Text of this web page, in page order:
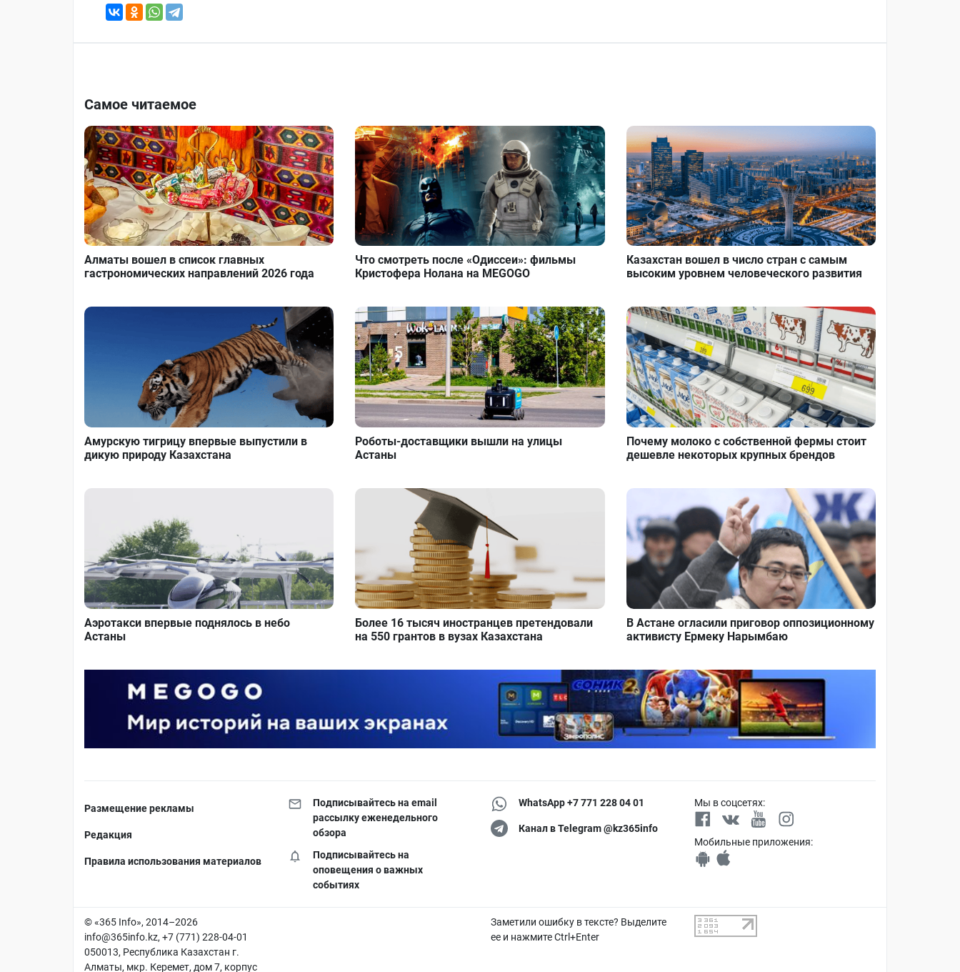
Самое читаемое
Алматы вошел в список главных
гастрономических направлений 2026 года
Что смотреть после «Одиссеи»: фильмы
Кристофера Нолана на MEGOGO
Казахстан вошел в число стран с самым
высоким уровнем человеческого развития
Амурскую тигрицу впервые выпустили в
дикую природу Казахстана
Роботы-доставщики вышли на улицы
Астаны
Почему молоко с собственной фермы стоит
дешевле некоторых крупных брендов
Аэротакси впервые поднялось в небо
Астаны
Более 16 тысяч иностранцев претендовали
на 550 грантов в вузах Казахстана
В Астане огласили приговор оппозиционному
активисту Ермеку Нарымбаю
Размещение рекламы
Редакция
Правила использования материалов
Подписывайтесь на email
рассылку еженедельного
обзора
Подписывайтесь на
оповещения о важных
событиях
WhatsApp +7 771 228 04 01
Канал в Telegram @kz365info
Мы в соцсетях:
Мобильные приложения:
© «365 Info», 2014–2026
info@365info.kz, +7 (771) 228-04-01
050013, Республика Казахстан г.
Алматы, мкр. Керемет, дом 7, корпус
Заметили ошибку в тексте? Выделите
ее и нажмите Ctrl+Enter